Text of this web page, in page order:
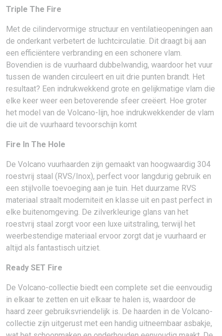
Triple The Fire
Met de cilindervormige structuur en ventilatieopeningen aan
de onderkant verbetert de luchtcirculatie. Dit draagt bij aan
een efficiëntere verbranding en een schonere vlam.
Bovendien is de vuurhaard dubbelwandig, waardoor het vuur
tussen de wanden circuleert en uit drie punten brandt. Het
resultaat? Een indrukwekkend grote en gelijkmatige vlam die
elke keer weer een betoverende sfeer creëert. Hoe groter
het model van de Volcano-lijn, hoe indrukwekkender de vlam
die uit de vuurhaard tevoorschijn komt
Fire In The Hole
De Volcano vuurhaarden zijn gemaakt van hoogwaardig 304
roestvrij staal (RVS/Inox), perfect voor langdurig gebruik en
een stijlvolle toevoeging aan je tuin. Het duurzame RVS
materiaal straalt moderniteit en klasse uit en past perfect in
elke buitenomgeving. De zilverkleurige glans van het
roestvrij staal zorgt voor een luxe uitstraling, terwijl het
weerbestendige materiaal ervoor zorgt dat je vuurhaard er
altijd als fantastisch uitziet.
Ready SET Fire
De Volcano-collectie biedt een complete set die eenvoudig
in elkaar te zetten en uit elkaar te halen is, waardoor de
haard zeer gebruiksvriendelijk is. De haarden in de Volcano-
collectie zijn uitgerust met een handig uitneembaar asbakje,